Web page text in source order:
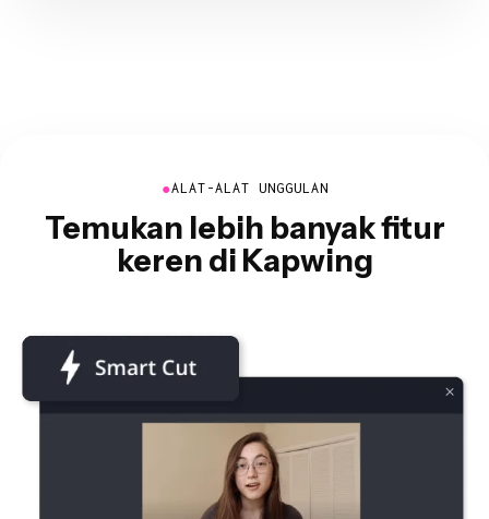
●ALAT-ALAT UNGGULAN
Temukan lebih banyak fitur
keren di Kapwing